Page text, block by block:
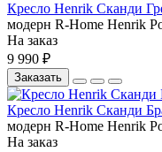
Кресло Henrik Сканди
модерн R-Home Henrik
На заказ
9 990 ₽
Заказать
Кресло Henrik Сканди
модерн R-Home Henrik
На заказ